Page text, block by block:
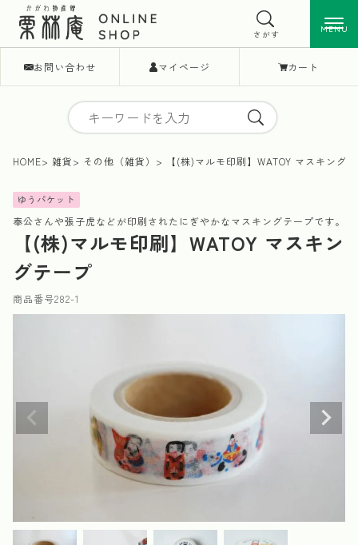
お問い合わせ マイページ カート
MENU
さがす MENU
HOME 雑貨 その他（雑貨） 【(株)マルモ印刷】WATOY マスキング
ゆうパケット
奉公さんや張子虎などが印刷されたにぎやかなマスキングテープです。
【(株)マルモ印刷】WATOY マスキン
グテープ
商品番号282-1